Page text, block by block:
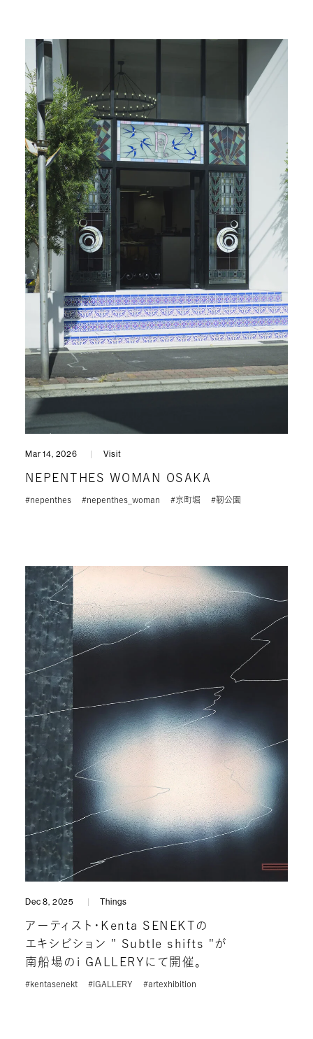
Mar 14, 2026 Visit
NEPENTHES WOMAN OSAKA
#nepenthes #nepenthes_woman #京町堀 #靭公園
Dec 8, 2025 Things
アーティスト・Kenta SENEKTの
エキシビション " Subtle shifts "が
南船場のi GALLERYにて開催。
#kentasenekt #iGALLERY #artexhibition